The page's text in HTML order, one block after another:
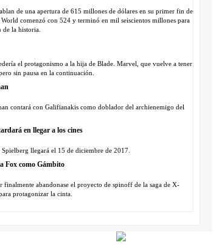
de una apertura de 615 millones de dólares en su primer fin de
comenzó con 524 y terminó en mil seiscientos millones para
de la historia.
el protagonismo a la hija de Blade. Marvel, que vuelve a tener
sin pausa en la continuación.
contará con Galifianakis como doblador del archienemigo del
en llegar a los cines
llegará el 15 de diciembre de 2017.
Fox como Gámbito
finalmente abandonase el proyecto de spinoff de la saga de X-
protagonizar la cinta.